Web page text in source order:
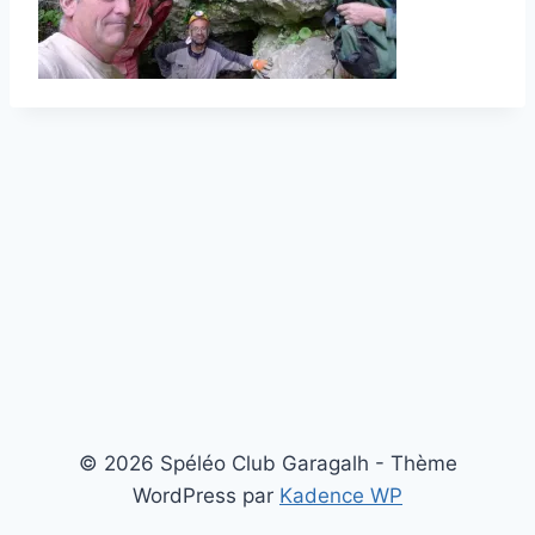
© 2026 Spéléo Club Garagalh - Thème
WordPress par Kadence WP